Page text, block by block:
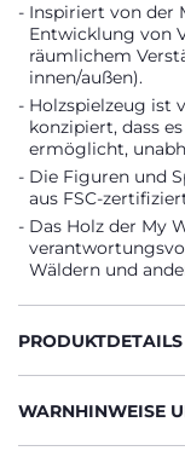
Inspiriert von der
Entwicklung von
räumlichem
innen/außen).
Holzspielzeug ist
konzipiert, dass
ermöglicht,
Die Figuren und
aus FSC-
Das Holz der My
Wäldern und
PRODUKTDETAILS
WARNHINWEISE